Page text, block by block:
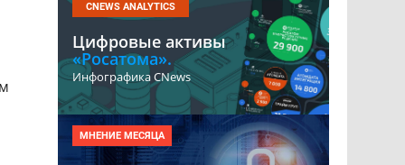
CNEWS ANALYTICS
Цифровые активы
«Росатома».
Инфографика CNews
МНЕНИЕ МЕСЯЦА